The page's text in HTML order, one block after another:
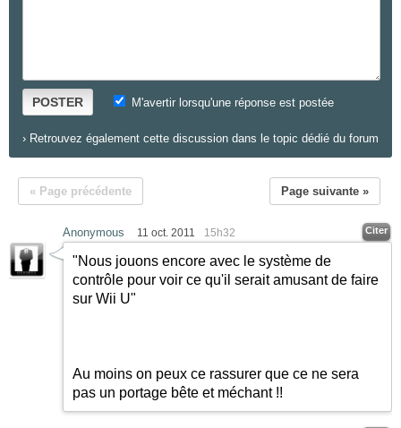
POSTER M'avertir lorsqu'une réponse est postée
› Retrouvez également cette discussion dans le topic dédié du forum
« Page précédente Page suivante »
Anonymous 11 oct. 2011 15h32 Citer
"Nous jouons encore avec le système de
contrôle pour voir ce qu'il serait amusant de faire
sur Wii U"
Au moins on peux ce rassurer que ce ne sera
pas un portage bête et méchant !!